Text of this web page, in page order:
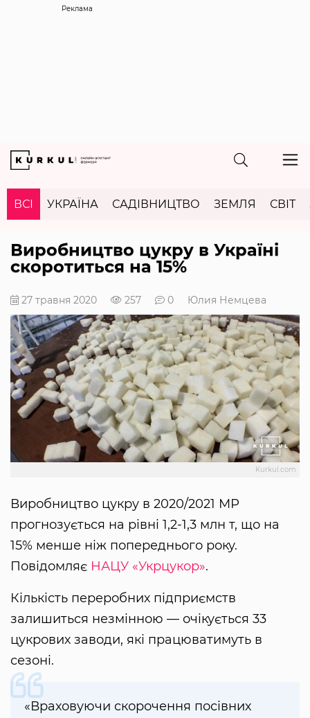
Реклама
ВСІ УКРАЇНА САДІВНИЦТВО ЗЕМЛЯ СВІТ
Виробництво цукру в Україні
скоротиться на 15%
27 травня 2020 257 0 Юлия Немцева
Kurkul.com
Виробництво цукру в 2020/2021 МР
прогнозується на рівні 1,2-1,3 млн т, що на
15% менше ніж попереднього року.
Повідомляє НАЦУ «Укрцукор».
Кількість переробних підприємств
залишиться незмінною — очікується 33
цукрових заводи, які працюватимуть в
сезоні.
«Враховуючи скорочення посівних